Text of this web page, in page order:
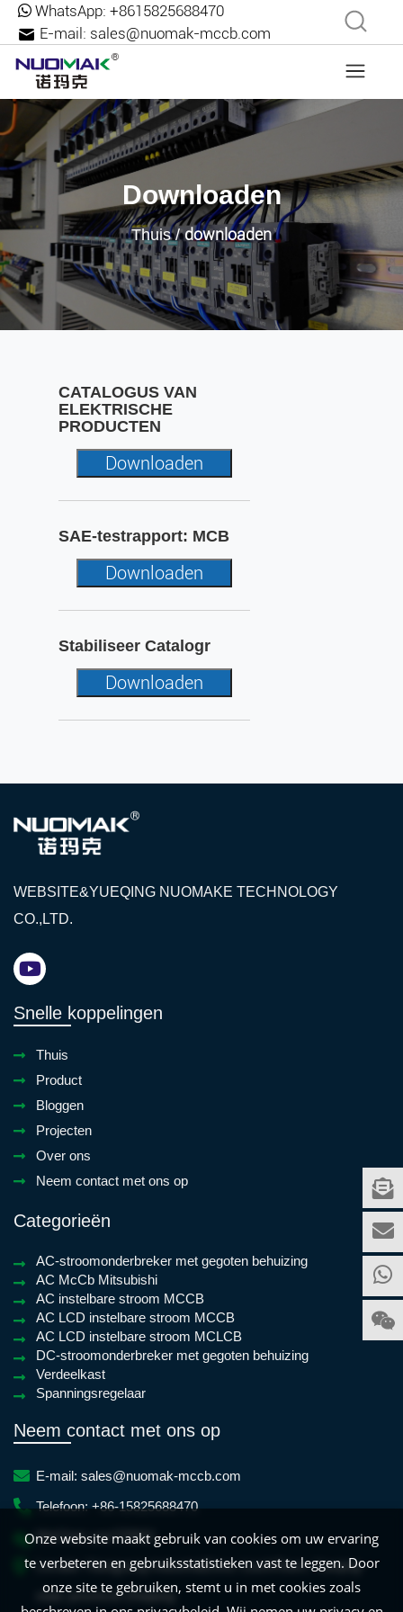
Onze website maakt gebruik van cookies om uw ervaring
te verbeteren en gebruiksstatistieken vast te leggen. Door
onze site te gebruiken, stemt u in met cookies zoals
WhatsApp: +8615825688470
E-mail: sales@nuomak-mccb.com
Downloaden
Thuis/downloaden
CATALOGUS VAN
ELEKTRISCHE
PRODUCTEN
Downloaden
SAE-testrapport: MCB
Downloaden
Stabiliseer Catalogr
Downloaden
WEBSITE&YUEQING NUOMAKE TECHNOLOGY
CO.,LTD.
Snelle koppelingen
Thuis
Product
Bloggen
Projecten
Over ons
Neem contact met ons op
Categorieën
AC-stroomonderbreker met gegoten behuizing
AC McCb Mitsubishi
AC instelbare stroom MCCB
AC LCD instelbare stroom MCCB
AC LCD instelbare stroom MCLCB
DC-stroomonderbreker met gegoten behuizing
Verdeelkast
Spanningsregelaar
Neem contact met ons op
E-mail: sales@nuomak-mccb.com
Telefoon:+86-15825688470
WeChat:yan779931
Locatie:Xiangyang IndustrialZone, LiushiTown, Yueqing-
stad, provincie Zhejiang